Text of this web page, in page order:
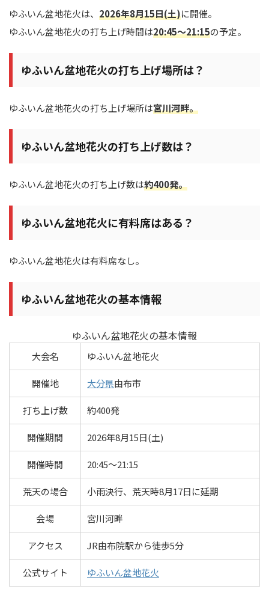
ゆふいん盆地花火は、 2026年8月15日(土)に開催。
ゆふいん盆地花火の打ち上げ時間は20:45～21:15の予定。
ゆふいん盆地花火の打ち上げ場所は？
ゆふいん盆地花火の打ち上げ場所は宮川河畔。
ゆふいん盆地花火の打ち上げ数は？
ゆふいん盆地花火の打ち上げ数は約400発。
ゆふいん盆地花火に有料席はある？
ゆふいん盆地花火は有料席なし。
ゆふいん盆地花火の基本情報
ゆふいん盆地花火の基本情報
大会名 ゆふいん盆地花火
開催地 大分県由布市
打ち上げ数 約400発
開催期間 2026年8月15日(土)
開催時間 20:45～21:15
荒天の場合 小雨決行、荒天時8月17日に延期
会場 宮川河畔
アクセス JR由布院駅から徒歩5分
公式サイト ゆふいん盆地花火